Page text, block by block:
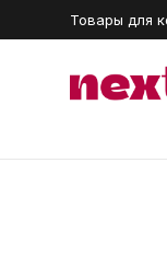
Товары для